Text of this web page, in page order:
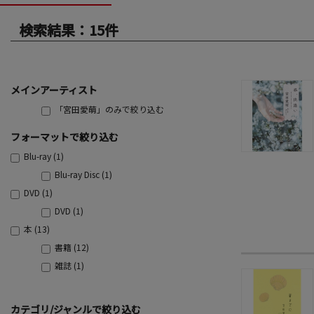
検索結果：15件
メインアーティスト
「宮田愛萌」のみで絞り込む
フォーマットで絞り込む
Blu-ray (1)
Blu-ray Disc (1)
DVD (1)
DVD (1)
本 (13)
書籍 (12)
雑誌 (1)
カテゴリ/ジャンルで絞り込む